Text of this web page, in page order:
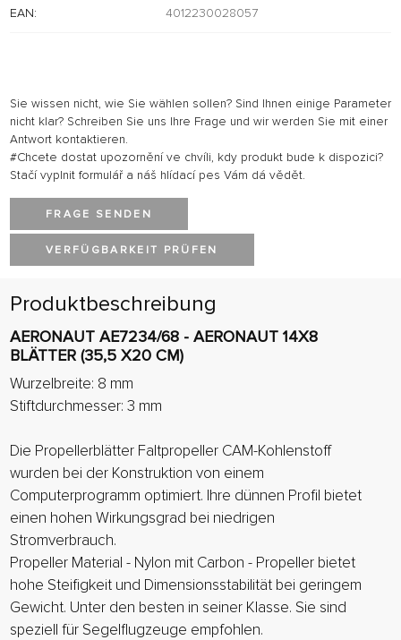
EAN: 4012230028057
Sie wissen nicht, wie Sie wählen sollen? Sind Ihnen einige Parameter
nicht klar? Schreiben Sie uns Ihre Frage und wir werden Sie mit einer
Antwort kontaktieren.
#Chcete dostat upozornění ve chvíli, kdy produkt bude k dispozici?
Stačí vyplnit formulář a náš hlídací pes Vám dá vědět.
FRAGE SENDEN
VERFÜGBARKEIT PRÜFEN
Produktbeschreibung
AERONAUT AE7234/68 - AERONAUT 14X8
BLÄTTER (35,5 X20 CM)
Wurzelbreite: 8 mm
Stiftdurchmesser: 3 mm
Die Propellerblätter Faltpropeller CAM-Kohlenstoff
wurden bei der Konstruktion von einem
Computerprogramm optimiert. Ihre dünnen Profil bietet
einen hohen Wirkungsgrad bei niedrigen
Stromverbrauch.
Propeller Material - Nylon mit Carbon - Propeller bietet
hohe Steifigkeit und Dimensionsstabilität bei geringem
Gewicht. Unter den besten in seiner Klasse. Sie sind
speziell für Segelflugzeuge empfohlen.